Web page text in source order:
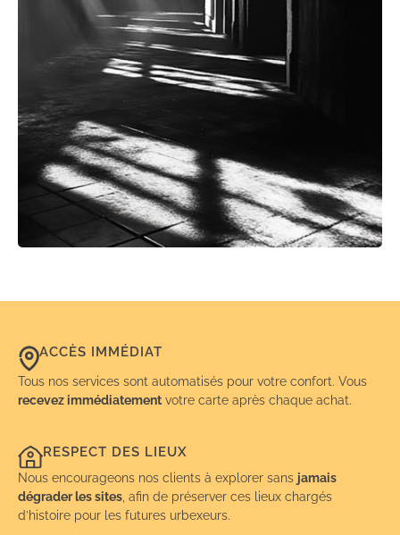
ACCÈS IMMÉDIAT
Tous nos services sont automatisés pour votre confort. Vous
recevez immédiatement votre carte après chaque achat.
RESPECT DES LIEUX
Nous encourageons nos clients à explorer sans jamais
dégrader les sites , afin de préserver ces lieux chargés
d’histoire pour les futures urbexeurs.